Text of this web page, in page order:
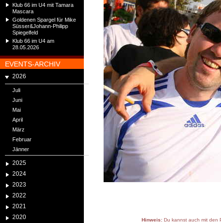
Klub 66 im U4 mit Tamara
Mascara
Goldenen Spargel für Mike
Süsser&Johann-Philipp
Spiegelfeld
Klub 66 im U4 am
28.05.2026
EVENTS-ARCHIV
2026
Juli
Juni
Mai
April
März
Februar
Jänner
2025
2024
2023
2022
2021
2020
Hinweis:Du kannst auch mit den